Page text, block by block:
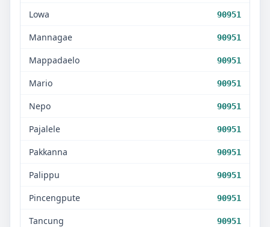
Lowa 90951
Mannagae 90951
Mappadaelo 90951
Mario 90951
Nepo 90951
Pajalele 90951
Pakkanna 90951
Palippu 90951
Pincengpute 90951
Tancung 90951